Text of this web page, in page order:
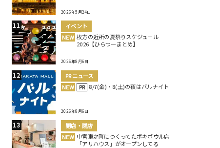
2026年5月24日
イベント
NEW 枚方の近所の夏祭りスケジュール
2026【ひらつーまとめ】
2026年8月6日
PRニュース
NEW
PR 8/7(金)・8(土)の夜はバルナイト
2026年8月6日
開店・閉店
NEW 中宮東之町につくってたポキボウル店
「アリハウス」がオープンしてる